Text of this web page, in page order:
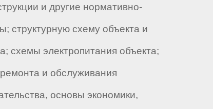
и другие нормативно-
структурную схему объекта и
схемы электропитания объекта;
и обслуживания
основы экономики,